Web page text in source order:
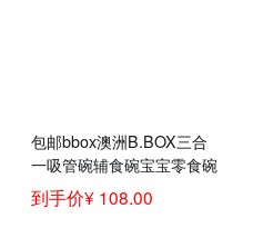
包邮bbox澳洲B.BOX三合
一吸管碗辅食碗宝宝零食碗
儿童餐具红橙色
到手价¥ 108.00